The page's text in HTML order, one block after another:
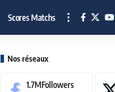
Scores Matchs
Nos réseaux
1.7MFollowers